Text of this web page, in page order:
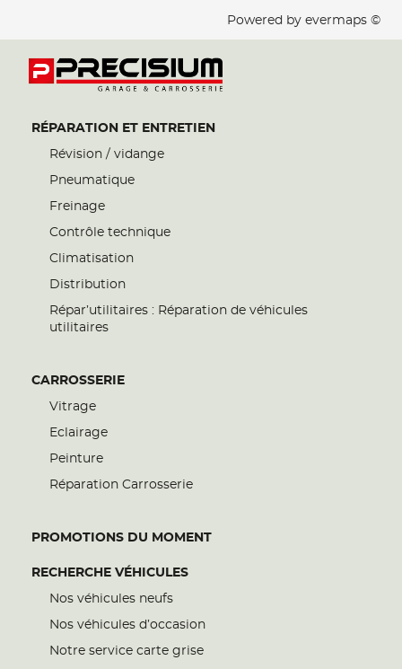
Powered by evermaps ©
RÉPARATION ET ENTRETIEN
Révision / vidange
Pneumatique
Freinage
Contrôle technique
Climatisation
Distribution
Répar’utilitaires : Réparation de véhicules
utilitaires
CARROSSERIE
Vitrage
Eclairage
Peinture
Réparation Carrosserie
PROMOTIONS DU MOMENT
RECHERCHE VÉHICULES
Nos véhicules neufs
Nos véhicules d’occasion
Notre service carte grise